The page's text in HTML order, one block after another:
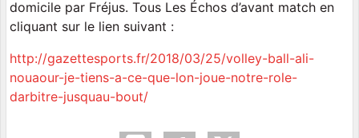
domicile par Fréjus. Tous Les Échos d’avant match en
cliquant sur le lien suivant :
http://gazettesports.fr/2018/03/25/volley-ball-ali-
nouaour-je-tiens-a-ce-que-lon-joue-notre-role-
darbitre-jusquau-bout/